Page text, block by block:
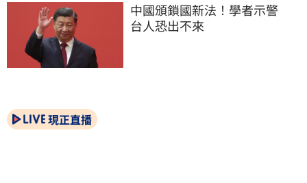
中國頒鎖國新法！學者示警
台人恐出不來
現正直播